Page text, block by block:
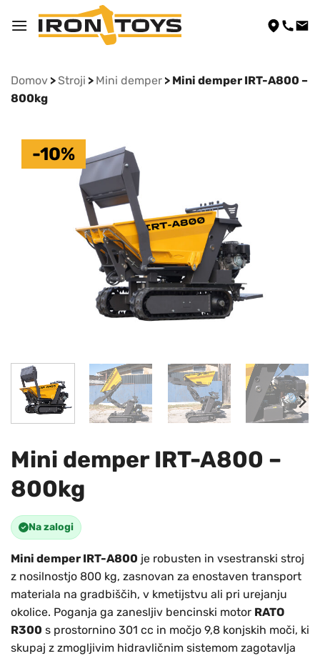
na
Domov >Stroji > Mini demper > Mini demper IRT-A800 –
800kg
-10%
Mini demper IRT-A800 –
800kg
Na zalogi
Mini demper IRT-A800 je robusten in vsestranski stroj
z nosilnostjo 800 kg, zasnovan za enostaven transport
materiala na gradbiščih, v kmetijstvu ali pri urejanju
okolice. Poganja ga zanesljiv bencinski motor RATO
R300 s prostornino 301 cc in močjo 9,8 konjskih moči, ki
skupaj z zmogljivim hidravličnim sistemom zagotavlja